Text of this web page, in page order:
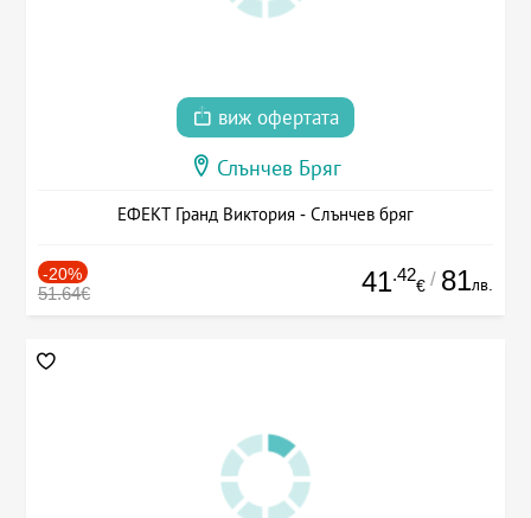
виж офертата
Слънчев Бряг
ЕФЕКТ Гранд Виктория - Слънчев бряг
-20%
51.64€ 41.42
€ / 81лв.